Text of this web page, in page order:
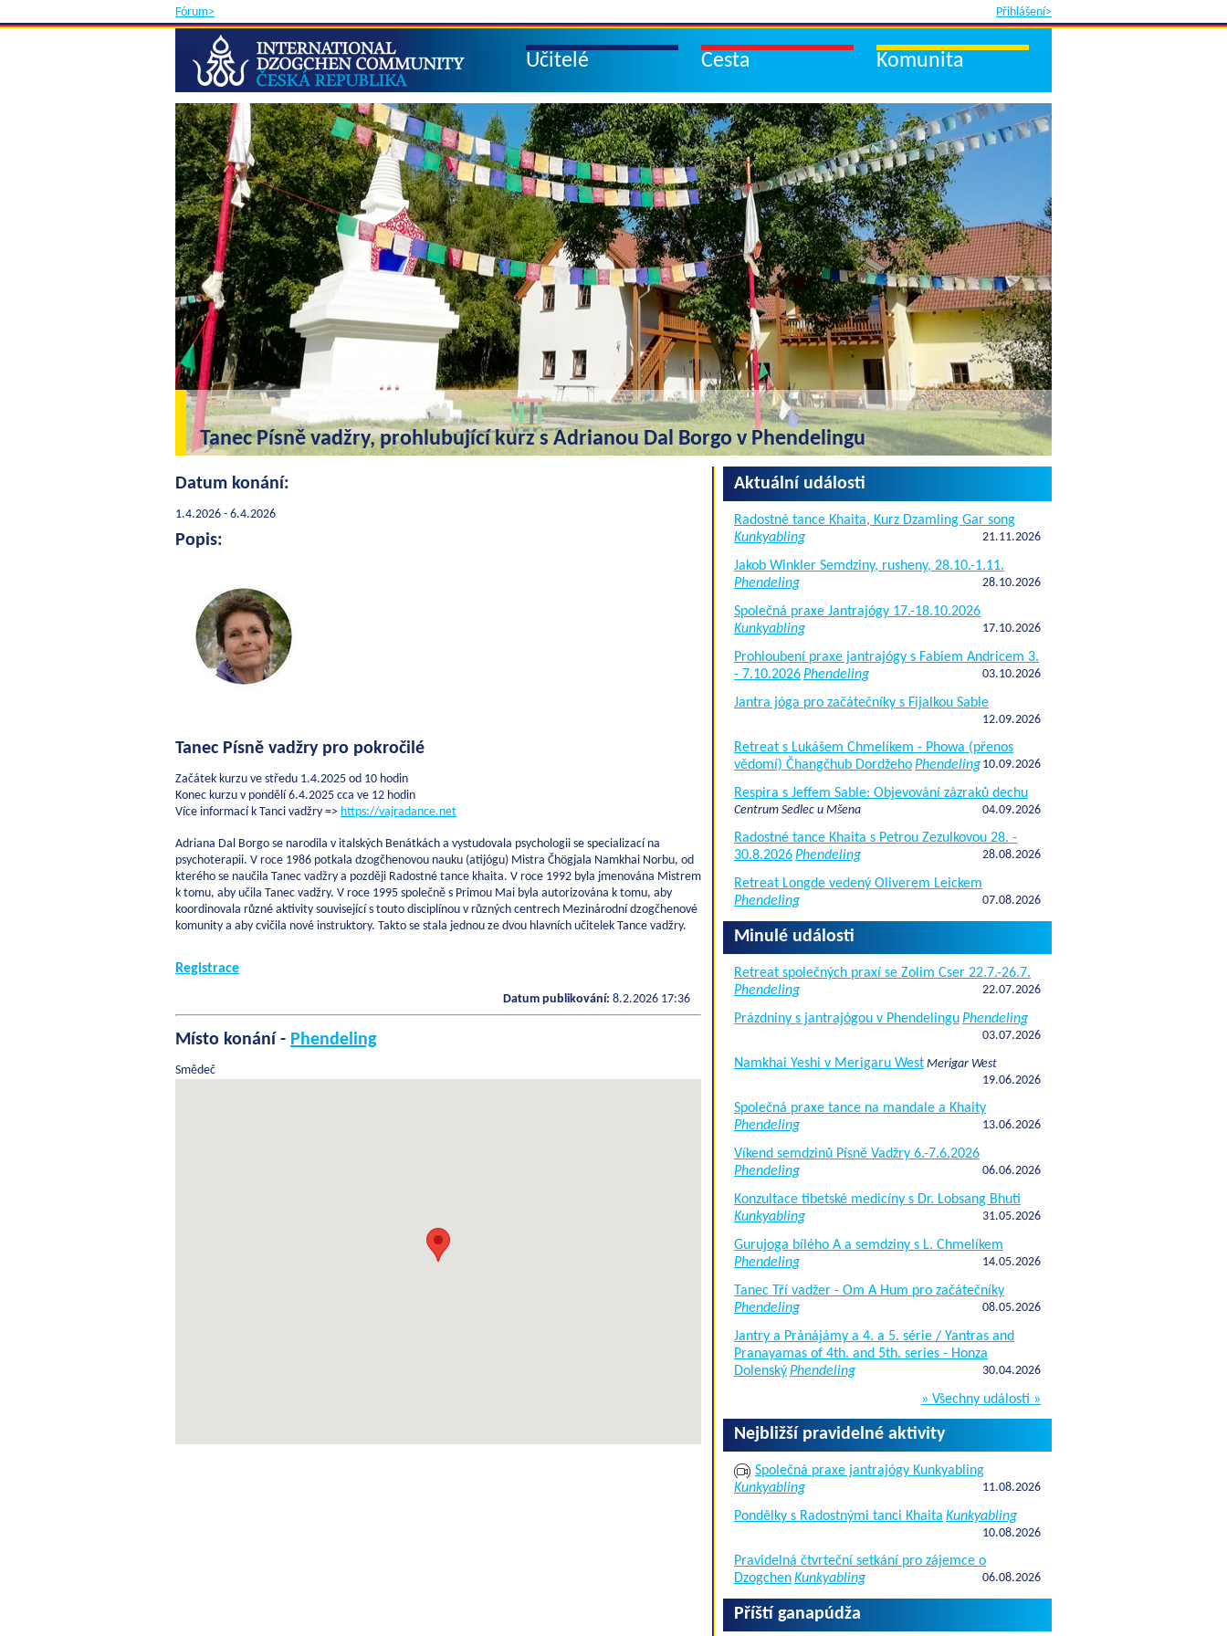
Fórum> Přihlášení>
Učitelé Cesta Komunita
Tanec Písně vadžry, prohlubující kurz s Adrianou Dal Borgo v Phendelingu
Datum konání:
1.4.2026 - 6.4.2026
Popis:
Tanec Písně vadžry pro pokročilé
Začátek kurzu ve středu 1.4.2025 od 10 hodin
Konec kurzu v pondělí 6.4.2025 cca ve 12 hodin
Více informací k Tanci vadžry => https://vajradance.net
Adriana Dal Borgo se narodila v italských Benátkách a vystudovala psychologii se specializací na
psychoterapii. V roce 1986 potkala dzogčhenovou nauku (atijógu) Mistra Čhögjala Namkhai Norbu, od
kterého se naučila Tanec vadžry a později Radostné tance khaita. V roce 1992 byla jmenována Mistrem
k tomu, aby učila Tanec vadžry. V roce 1995 společně s Primou Mai byla autorizována k tomu, aby
koordinovala různé aktivity související s touto disciplínou v různých centrech Mezinárodní dzogčhenové
komunity a aby cvičila nové instruktory. Takto se stala jednou ze dvou hlavních učitelek Tance vadžry.
Registrace
Datum publikování: 8.2.2026 17:36
Místo konání - Phendeling
Smědeč
Aktuální události
Radostné tance Khaita, Kurz Dzamling Gar song
Kunkyabling
21.11.2026
Jakob Winkler Semdziny, rusheny, 28.10.-1.11.
Phendeling
28.10.2026
Společná praxe Jantrajógy 17.-18.10.2026
Kunkyabling
17.10.2026
Prohloubení praxe jantrajógy s Fabiem Andricem 3.
- 7.10.2026Phendeling 03.10.2026
Jantra jóga pro začátečníky s Fijalkou Sable
12.09.2026
Retreat s Lukášem Chmelíkem - Phowa (přenos
vědomí) Čhangčhub DordžehoPhendeling 10.09.2026
Respira s Jeffem Sable: Objevování zázraků dechu
Centrum Sedlec u Mšena 04.09.2026
Radostné tance Khaita s Petrou Zezulkovou 28. -
30.8.2026Phendeling 28.08.2026
Retreat Longde vedený Oliverem Leickem
Phendeling
07.08.2026
Minulé události
Retreat společných praxí se Zolim Cser 22.7.-26.7.
Phendeling
22.07.2026
Prázdniny s jantrajógou v PhendelinguPhendeling
03.07.2026
Namkhai Yeshi v Merigaru West Merigar West
19.06.2026
Společná praxe tance na mandale a Khaity
Phendeling
13.06.2026
Víkend semdzinů Písně Vadžry 6.-7.6.2026
Phendeling
06.06.2026
Konzultace tibetské medicíny s Dr. Lobsang Bhuti
Kunkyabling
31.05.2026
Gurujoga bílého A a semdziny s L. Chmelíkem
Phendeling
14.05.2026
Tanec Tří vadžer - Om A Hum pro začátečníky
Phendeling
08.05.2026
Jantry a Pránájámy a 4. a 5. série / Yantras and
Pranayamas of 4th. and 5th. series - Honza
DolenskýPhendeling 30.04.2026
» Všechny události »
Nejbližší pravidelné aktivity
Společná praxe jantrajógy Kunkyabling
Kunkyabling
11.08.2026
Pondělky s Radostnými tanci Khaita Kunkyabling
10.08.2026
Pravidelná čtvrteční setkání pro zájemce o
DzogchenKunkyabling 06.08.2026
Příští ganapúdža